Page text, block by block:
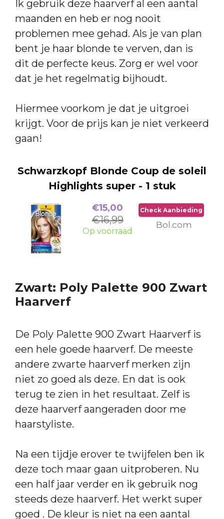
Ik gebruik deze haarverf al een aantal
maanden en heb er nog nooit
problemen mee gehad. Als je van plan
bent je haar blonde te verven, dan is
dit de perfecte keus. Zorg er wel voor
dat je het regelmatig bijhoudt.
Hiermee voorkom je dat je uitgroei
krijgt. Voor de prijs kan je niet verkeerd
gaan!
Schwarzkopf Blonde Coup de soleil
Highlights super - 1 stuk
€15,00
€16,99
Op voorraad
Check Aanbieding
Bol.com
Zwart: Poly Palette 900 Zwart
Haarverf
De Poly Palette 900 Zwart Haarverf is
een hele goede haarverf. De meeste
andere zwarte haarverf merken zijn
niet zo goed als deze. En dat is ook
terug te zien in het resultaat. Zelf is
deze haarverf aangeraden door me
haarstyliste.
Na een tijdje erover te twijfelen ben ik
deze toch maar gaan uitproberen. Nu
een half jaar verder en ik gebruik nog
steeds deze haarverf. Het werkt super
goed . De kleur is niet na een aantal